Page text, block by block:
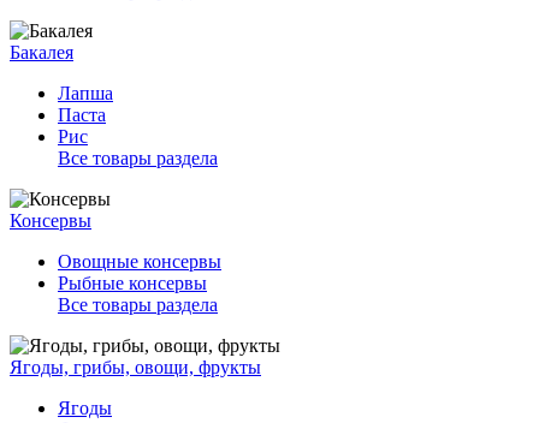
Бакалея
Лапша
Паста
Рис
Все товары раздела
Консервы
Овощные консервы
Рыбные консервы
Все товары раздела
Ягоды, грибы, овощи, фрукты
Ягоды